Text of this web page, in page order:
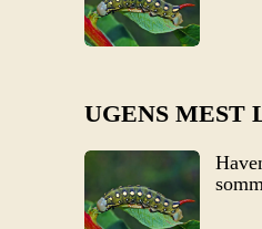
UGENS MEST